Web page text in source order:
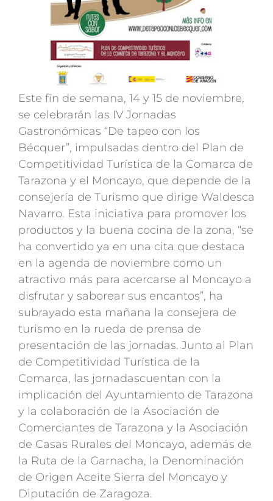
Este fin de semana, 14 y 15 de noviembre,
se celebrarán las IV Jornadas
Gastronómicas “De tapeo con los
Bécquer”, impulsadas dentro del Plan de
Competitividad Turística de la Comarca de
Tarazona y el Moncayo, que depende de la
consejería de Turismo que dirige Waldesca
Navarro. Esta iniciativa para promover los
productos y la buena cocina de la zona, “se
ha convertido ya en una cita que destaca
en la agenda de noviembre como un
atractivo más para acercarse al Moncayo a
disfrutar y saborear sus encantos”, ha
subrayado esta mañana la consejera de
turismo en la rueda de prensa de
presentación de las jornadas. Junto al Plan
de Competitividad Turística de la
Comarca, las jornadascuentan con la
implicación del Ayuntamiento de Tarazona
y la colaboración de la Asociación de
Comerciantes de Tarazona y la Asociación
de Casas Rurales del Moncayo, además de
la Ruta de la Garnacha, la Denominación
de Origen Aceite Sierra del Moncayo y
Diputación de Zaragoza.